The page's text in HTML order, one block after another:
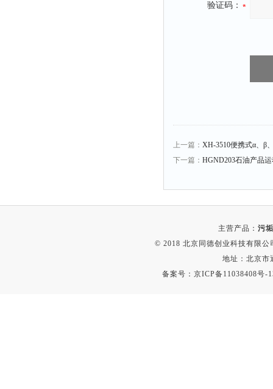
验证码：
上一篇： XH-3510便携式α、β
下一篇： HGND203石油产品
主营产品： 污
© 2018 北京同德创业科技有限
地址：北京市
备案号： 京ICP备11038408号-